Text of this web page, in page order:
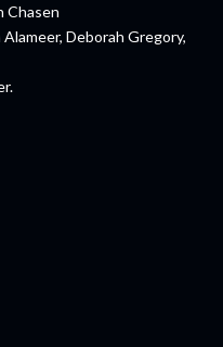
Chasen
Deborah Gregory,